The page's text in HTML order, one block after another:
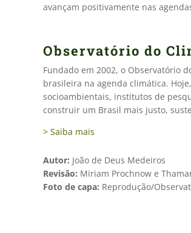
avançam positivamente nas
Observatório do
Fundado em 2002, o Observatório
brasileira na agenda climática.
socioambientais, institutos de
construir um Brasil mais justo,
> Saiba mais
Autor: João de Deus Medeiros
Revisão: Miriam Prochnow e
Foto de capa: Reprodução/